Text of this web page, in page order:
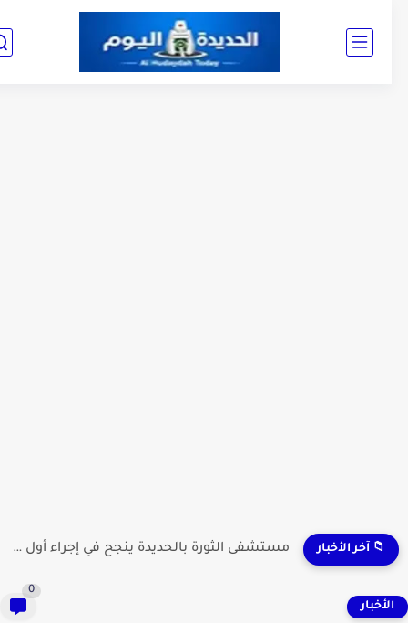
📁 آخر الأخبار مستشفى الثورة بالحديدة ينجح في إجراء أول عملية لاستئصال...